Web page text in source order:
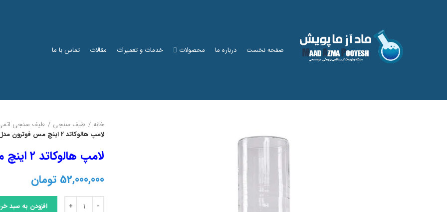
صفحه نخست درباره ما محصولات خدمات و تعمیرات مقالات تماس با ما
خانه طیف سنجی طیف سنجی
لامپ هالوکاتد ۲ اینچ مس فوترون مدل P914LL
لامپ هالوکاتد ۲ اینچ مس فوترون مدل P914LL
52,000,000 تومان
لامپ هالوکاتد 2 اینچ مس فوترون مدل P914LL عدد افزودن به سبد